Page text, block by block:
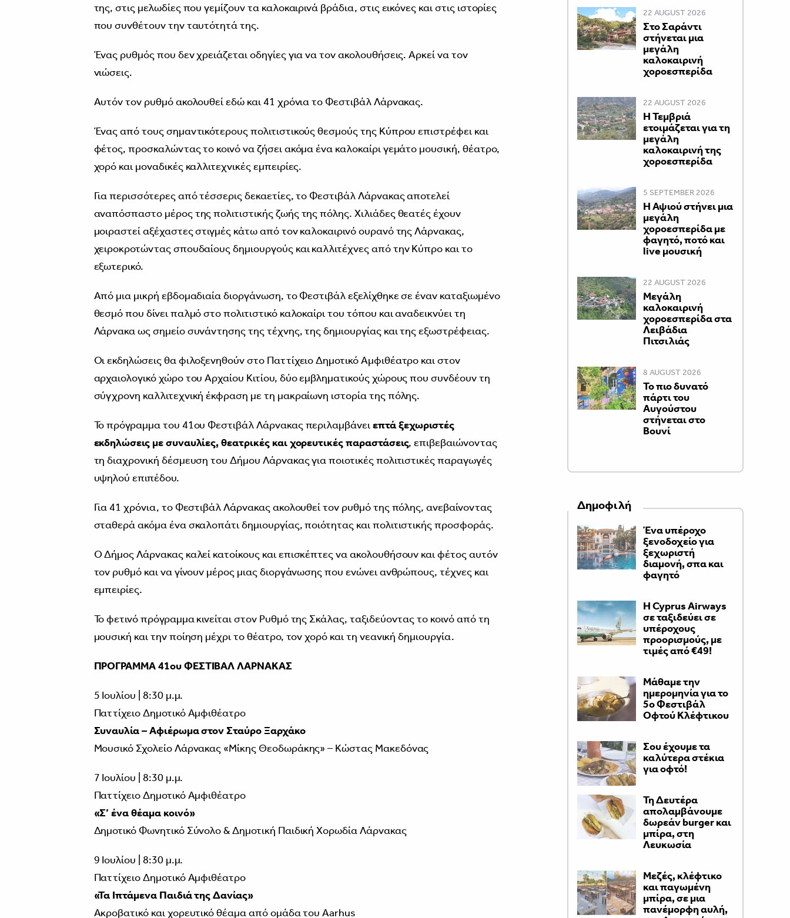
της, στις μελωδίες που γεμίζουν τα καλοκαιρινά βράδια, στις εικόνες και στις ιστορίες
που συνθέτουν την ταυτότητά της.
Ένας ρυθμός που δεν χρειάζεται οδηγίες για να τον ακολουθήσεις. Αρκεί να τον
νιώσεις.
Αυτόν τον ρυθμό ακολουθεί εδώ και 41 χρόνια το Φεστιβάλ Λάρνακας.
Ένας από τους σημαντικότερους πολιτιστικούς θεσμούς της Κύπρου επιστρέφει και
φέτος, προσκαλώντας το κοινό να ζήσει ακόμα ένα καλοκαίρι γεμάτο μουσική, θέατρο,
χορό και μοναδικές καλλιτεχνικές εμπειρίες.
Για περισσότερες από τέσσερις δεκαετίες, το Φεστιβάλ Λάρνακας αποτελεί
αναπόσπαστο μέρος της πολιτιστικής ζωής της πόλης. Χιλιάδες θεατές έχουν
μοιραστεί αξέχαστες στιγμές κάτω από τον καλοκαιρινό ουρανό της Λάρνακας,
χειροκροτώντας σπουδαίους δημιουργούς και καλλιτέχνες από την Κύπρο και το
εξωτερικό.
Από μια μικρή εβδομαδιαία διοργάνωση, το Φεστιβάλ εξελίχθηκε σε έναν καταξιωμένο
θεσμό που δίνει παλμό στο πολιτιστικό καλοκαίρι του τόπου και αναδεικνύει τη
Λάρνακα ως σημείο συνάντησης της τέχνης, της δημιουργίας και της εξωστρέφειας.
Οι εκδηλώσεις θα φιλοξενηθούν στο Παττίχειο Δημοτικό Αμφιθέατρο και στον
αρχαιολογικό χώρο του Αρχαίου Κιτίου, δύο εμβληματικούς χώρους που συνδέουν τη
σύγχρονη καλλιτεχνική έκφραση με τη μακραίωνη ιστορία της πόλης.
Το πρόγραμμα του 41ου Φεστιβάλ Λάρνακας περιλαμβάνειεπτά ξεχωριστές
εκδηλώσεις με συναυλίες, θεατρικές και χορευτικές παραστάσεις, επιβεβαιώνοντας
τη διαχρονική δέσμευση του Δήμου Λάρνακας για ποιοτικές πολιτιστικές παραγωγές
υψηλού επιπέδου.
Για 41 χρόνια, το Φεστιβάλ Λάρνακας ακολουθεί τον ρυθμό της πόλης, ανεβαίνοντας
σταθερά ακόμα ένα σκαλοπάτι δημιουργίας, ποιότητας και πολιτιστικής προσφοράς.
Ο Δήμος Λάρνακας καλεί κατοίκους και επισκέπτες να ακολουθήσουν και φέτος αυτόν
τον ρυθμό και να γίνουν μέρος μιας διοργάνωσης που ενώνει ανθρώπους, τέχνες και
εμπειρίες.
Το φετινό πρόγραμμα κινείται στον Ρυθμό της Σκάλας, ταξιδεύοντας το κοινό από τη
μουσική και την ποίηση μέχρι το θέατρο, τον χορό και τη νεανική δημιουργία.
ΠΡΟΓΡΑΜΜΑ 41ου ΦΕΣΤΙΒΑΛ ΛΑΡΝΑΚΑΣ
5 Ιουλίου | 8:30 μ.μ.
Παττίχειο Δημοτικό Αμφιθέατρο
Συναυλία – Αφιέρωμα στον Σταύρο Ξαρχάκο
Μουσικό Σχολείο Λάρνακας «Μίκης Θεοδωράκης» – Κώστας Μακεδόνας
7 Ιουλίου | 8:30 μ.μ.
Παττίχειο Δημοτικό Αμφιθέατρο
«Σ’ ένα θέαμα κοινό»
Δημοτικό Φωνητικό Σύνολο & Δημοτική Παιδική Χορωδία Λάρνακας
9 Ιουλίου | 8:30 μ.μ.
Παττίχειο Δημοτικό Αμφιθέατρο
«Τα Ιπτάμενα Παιδιά της Δανίας»
Ακροβατικό και χορευτικό θέαμα από ομάδα του Aarhus
22 AUGUST 2026
Στο Σαράντι
στήνεται μια
μεγάλη
καλοκαιρινή
χοροεσπερίδα
22 AUGUST 2026
Η Τεμβριά
ετοιμάζεται για τη
μεγάλη
καλοκαιρινή της
χοροεσπερίδα
5 SEPTEMBER 2026
Η Αψιού στήνει μια
μεγάλη
χοροεσπερίδα με
φαγητό, ποτό και
live μουσική
22 AUGUST 2026
Μεγάλη
καλοκαιρινή
χοροεσπερίδα στα
Λειβάδια
Πιτσιλιάς
8 AUGUST 2026
Το πιο δυνατό
πάρτι του
Αυγούστου
στήνεται στο
Βουνί
Δημοφιλή
Ένα υπέροχο
ξενοδοχείο για
ξεχωριστή
διαμονή, σπα και
φαγητό
H Cyprus Airways
σε ταξιδεύει σε
υπέροχους
προορισμούς, με
τιμές από €49!
Μάθαμε την
ημερομηνία για το
5ο Φεστιβάλ
Οφτού Κλέφτικου
Σου έχουμε τα
καλύτερα στέκια
για οφτό!
Τη Δευτέρα
απολαμβάνουμε
δωρεάν burger και
μπίρα, στη
Λευκωσία
Μεζές, κλέφτικο
και παγωμένη
μπίρα, σε μια
πανέμορφη αυλή,